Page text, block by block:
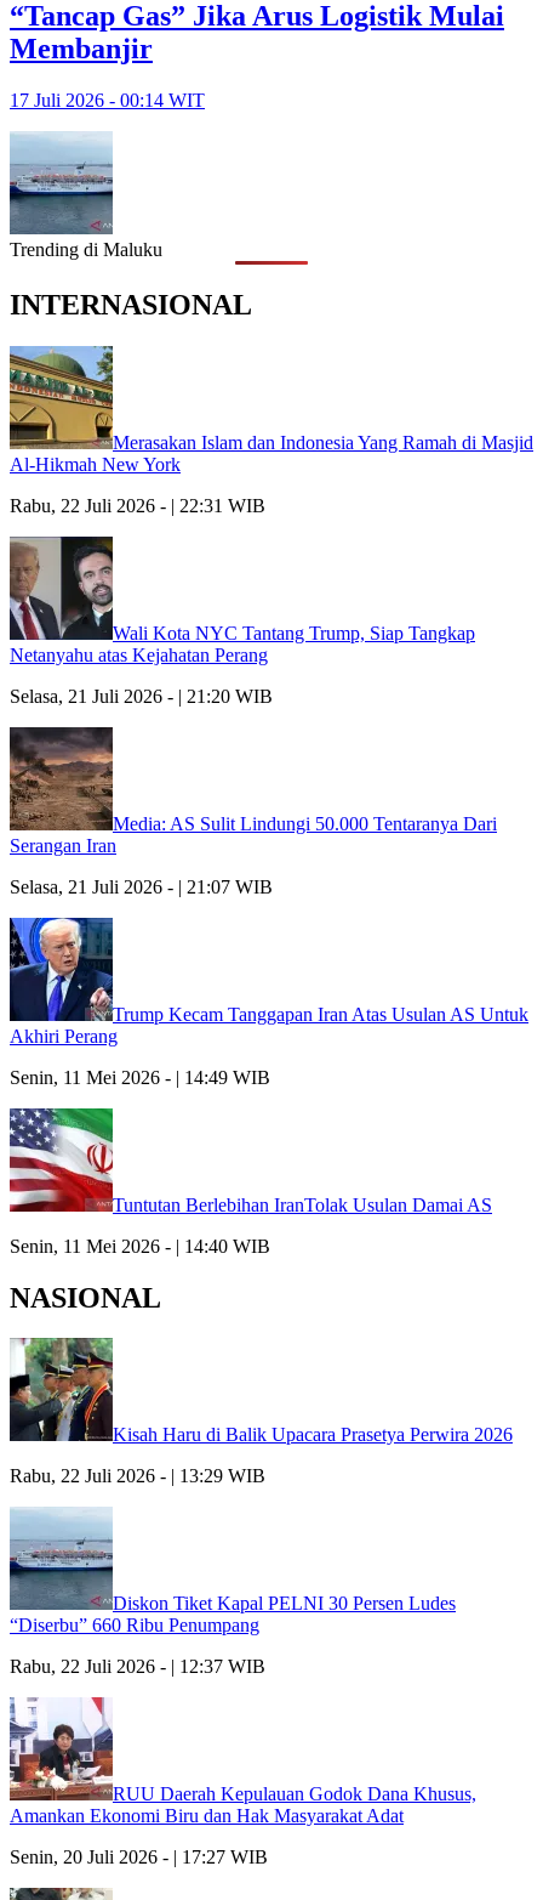
“Tancap Gas” Jika Arus Logistik Mulai
Membanjir
17 Juli 2026 - 00:14 WIT
Trending di Maluku
INTERNASIONAL
Merasakan Islam dan Indonesia Yang Ramah di Masjid
Al-Hikmah New York
Rabu, 22 Juli 2026 - | 22:31 WIB
Wali Kota NYC Tantang Trump, Siap Tangkap
Netanyahu atas Kejahatan Perang
Selasa, 21 Juli 2026 - | 21:20 WIB
Media: AS Sulit Lindungi 50.000 Tentaranya Dari
Serangan Iran
Selasa, 21 Juli 2026 - | 21:07 WIB
Trump Kecam Tanggapan Iran Atas Usulan AS Untuk
Akhiri Perang
Senin, 11 Mei 2026 - | 14:49 WIB
Tuntutan Berlebihan IranTolak Usulan Damai AS
Senin, 11 Mei 2026 - | 14:40 WIB
NASIONAL
Kisah Haru di Balik Upacara Prasetya Perwira 2026
Rabu, 22 Juli 2026 - | 13:29 WIB
Diskon Tiket Kapal PELNI 30 Persen Ludes
“Diserbu” 660 Ribu Penumpang
Rabu, 22 Juli 2026 - | 12:37 WIB
RUU Daerah Kepulauan Godok Dana Khusus,
Amankan Ekonomi Biru dan Hak Masyarakat Adat
Senin, 20 Juli 2026 - | 17:27 WIB